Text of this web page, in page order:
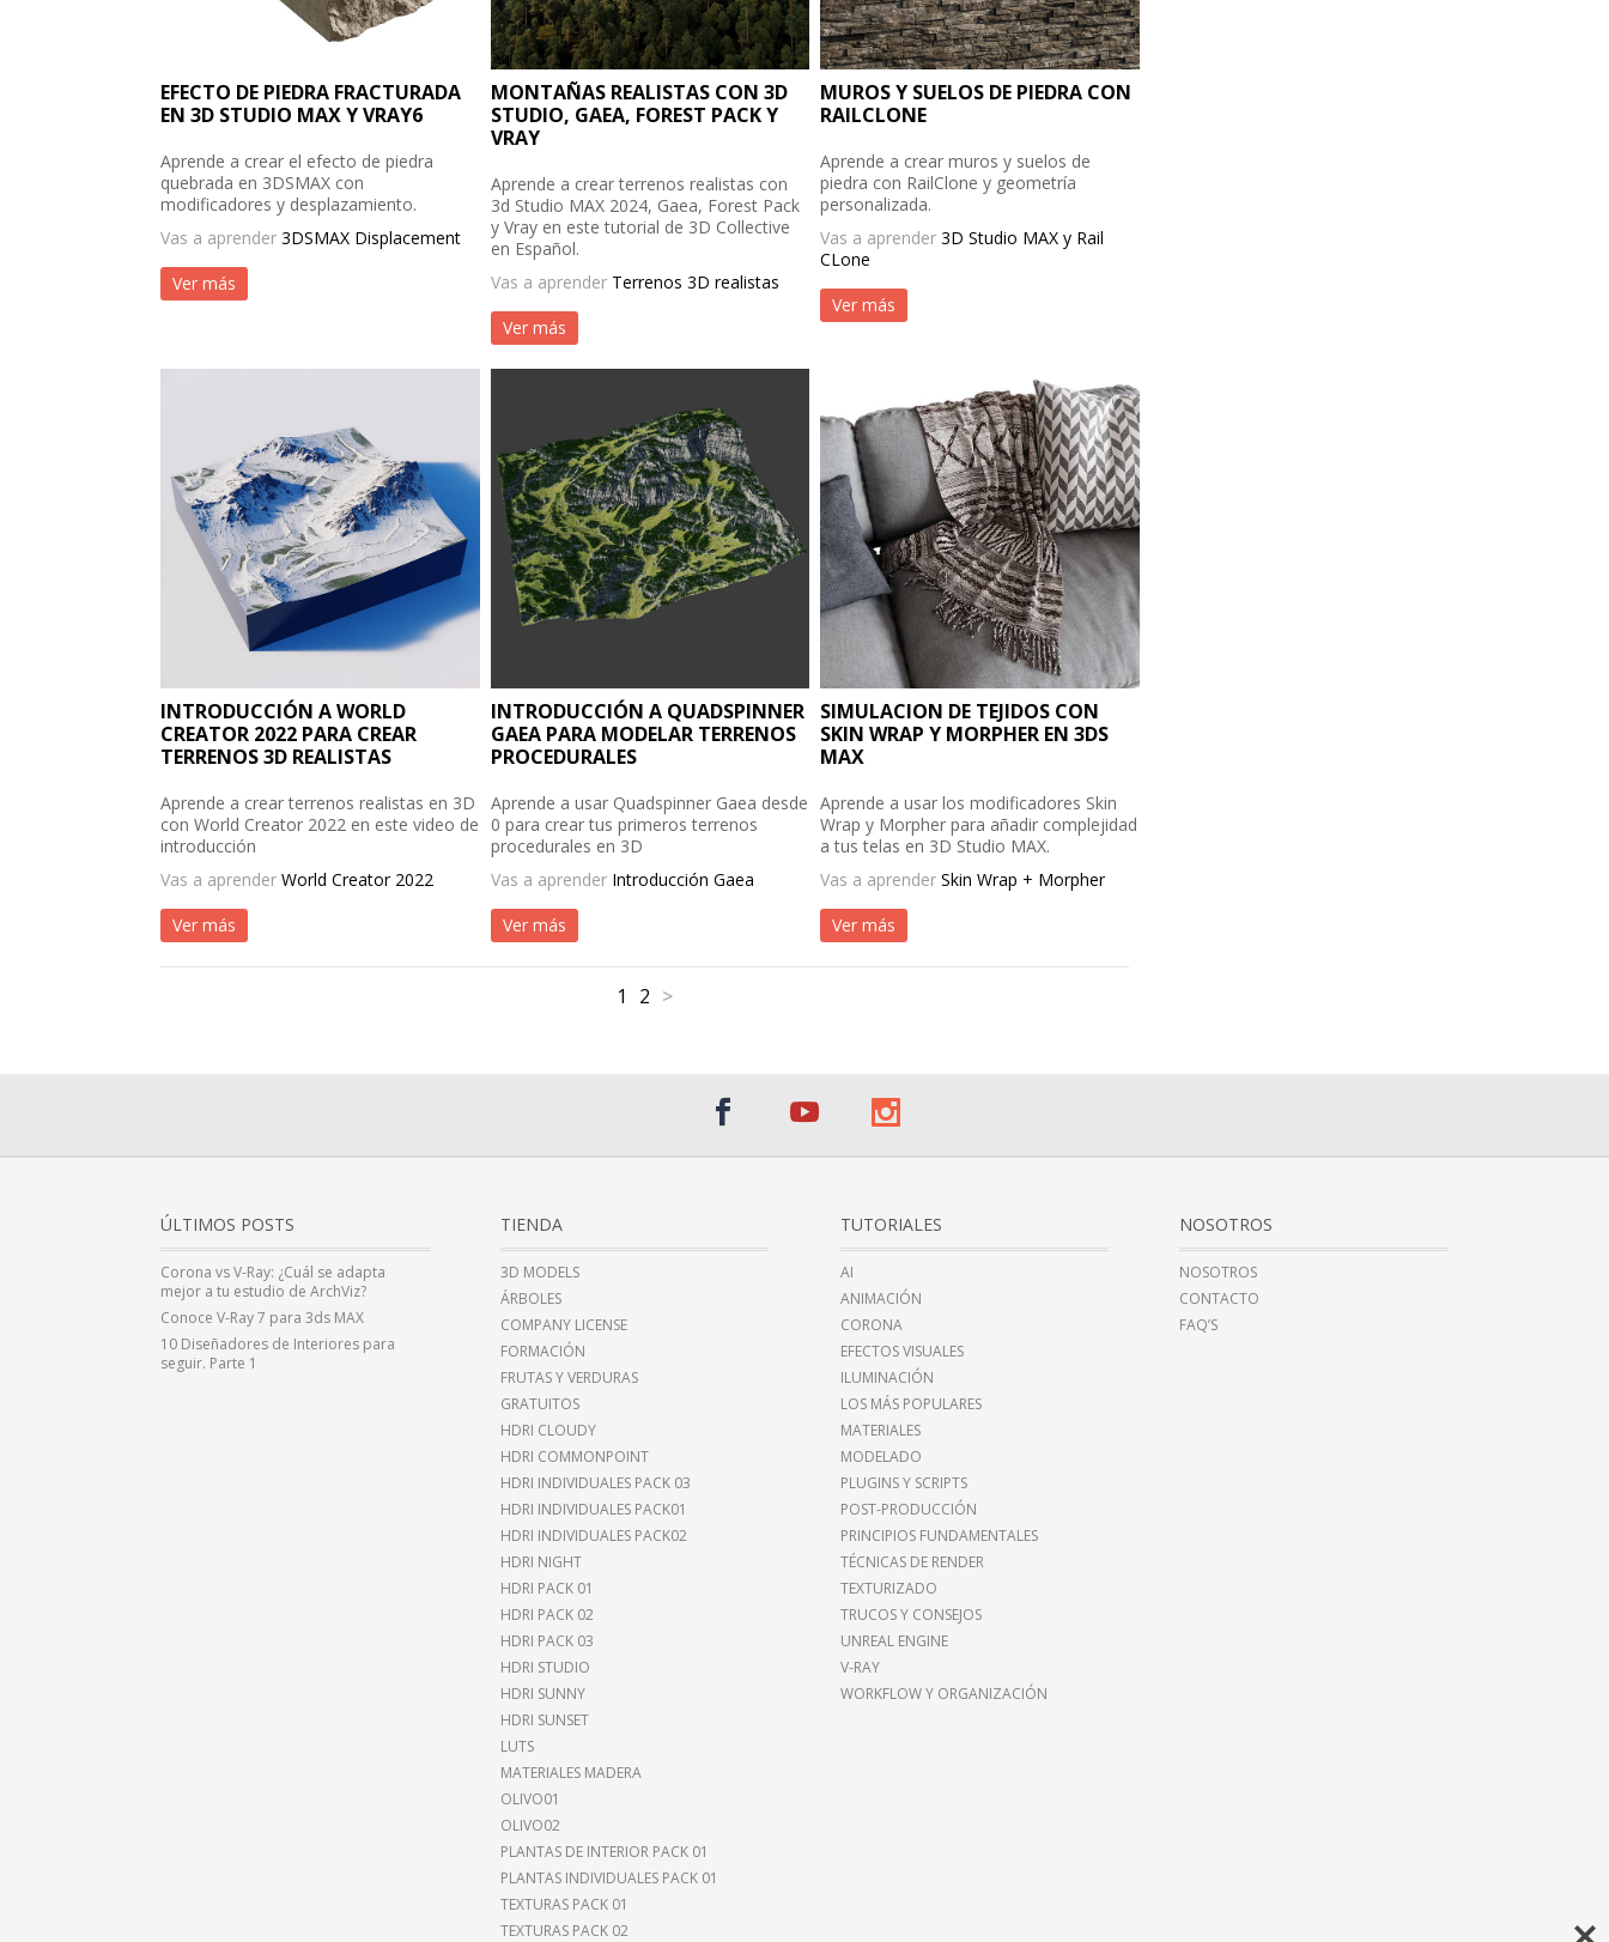
EFECTO DE PIEDRA FRACTURADA
EN 3D STUDIO MAX Y VRAY6
Aprende a crear el efecto de piedra
quebrada en 3DSMAX con
modificadores y desplazamiento.
Vas a aprender3DSMAX Displacement
Ver más
MONTAÑAS REALISTAS CON 3D
STUDIO, GAEA, FOREST PACK Y
VRAY
Aprende a crear terrenos realistas con
3d Studio MAX 2024, Gaea, Forest Pack
y Vray en este tutorial de 3D Collective
en Español.
Vas a aprender Terrenos 3D realistas
Ver más
MUROS Y SUELOS DE PIEDRA CON
RAILCLONE
Aprende a crear muros y suelos de
piedra con RailClone y geometría
personalizada.
Vas a aprender 3D Studio MAX y Rail
CLone
Ver más
INTRODUCCIÓN A WORLD
CREATOR 2022 PARA CREAR
TERRENOS 3D REALISTAS
Aprende a crear terrenos realistas en 3D
con World Creator 2022 en este video de
introducción
Vas a aprenderWorld Creator 2022
Ver más
INTRODUCCIÓN A QUADSPINNER
GAEA PARA MODELAR TERRENOS
PROCEDURALES
Aprende a usar Quadspinner Gaea desde
0 para crear tus primeros terrenos
procedurales en 3D
Vas a aprender Introducción Gaea
Ver más
SIMULACION DE TEJIDOS CON
SKIN WRAP Y MORPHER EN 3DS
MAX
Aprende a usar los modificadores Skin
Wrap y Morpher para añadir complejidad
a tus telas en 3D Studio MAX.
Vas a aprender Skin Wrap + Morpher
Ver más
1 2 >
ÚLTIMOS POSTS
Corona vs V-Ray: ¿Cuál se adapta
mejor a tu estudio de ArchViz?
Conoce V-Ray 7 para 3ds MAX
10 Diseñadores de Interiores para
seguir. Parte 1
TIENDA
3D MODELS
ÁRBOLES
COMPANY LICENSE
FORMACIÓN
FRUTAS Y VERDURAS
GRATUITOS
HDRI CLOUDY
HDRI COMMONPOINT
HDRI INDIVIDUALES PACK 03
HDRI INDIVIDUALES PACK01
HDRI INDIVIDUALES PACK02
HDRI NIGHT
HDRI PACK 01
HDRI PACK 02
HDRI PACK 03
HDRI STUDIO
HDRI SUNNY
HDRI SUNSET
LUTS
MATERIALES MADERA
OLIVO01
OLIVO02
PLANTAS DE INTERIOR PACK 01
PLANTAS INDIVIDUALES PACK 01
TEXTURAS PACK 01
TEXTURAS PACK 02
TUTORIALES
AI
ANIMACIÓN
CORONA
EFECTOS VISUALES
ILUMINACIÓN
LOS MÁS POPULARES
MATERIALES
MODELADO
PLUGINS Y SCRIPTS
POST-PRODUCCIÓN
PRINCIPIOS FUNDAMENTALES
TÉCNICAS DE RENDER
TEXTURIZADO
TRUCOS Y CONSEJOS
UNREAL ENGINE
V-RAY
WORKFLOW Y ORGANIZACIÓN
NOSOTROS
NOSOTROS
CONTACTO
FAQ’S